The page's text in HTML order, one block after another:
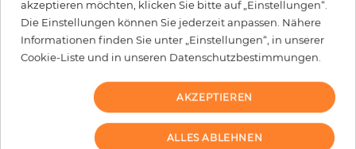
Wird Kleister benötigt?
+
IN DEN WARENKORB
akzeptieren möchten, klicken Sie bitte auf „Einstellungen“.
Die Einstellungen können Sie jederzeit anpassen. Nähere
Informationen finden Sie unter „Einstellungen“, in unserer
Cookie-Liste und in unseren Datenschutzbestimmungen.
AKZEPTIEREN
ALLES ABLEHNEN